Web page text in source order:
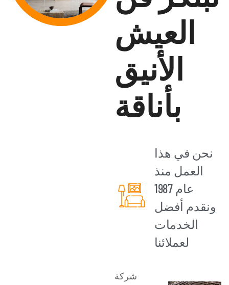
العيش
الأنيق
بأناقة
نحن في هذا
العمل منذ
عام 1987
ونقدم أفضل
الخدمات
لعملائنا
شركة